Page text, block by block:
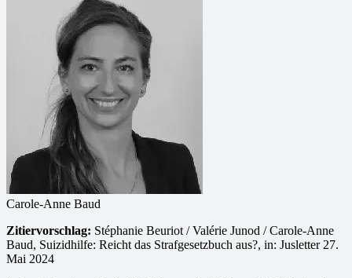
Carole-Anne Baud
Zitiervorschlag: Stéphanie Beuriot / Valérie Junod / Carole-Anne
Baud, Suizidhilfe: Reicht das Strafgesetzbuch aus?, in: Jusletter 27.
Mai 2024